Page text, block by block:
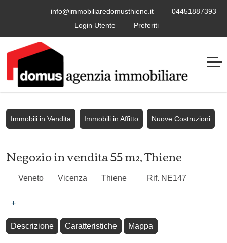
info@immobiliaredomusthiene.it
04451887393
Login Utente
Preferiti
Immobili in Vendita Immobili in Affitto Nuove Costruzioni
Negozio in vendita 55 m², Thiene
Veneto Vicenza Thiene Rif. NE147
+
Descrizione Caratteristiche Mappa